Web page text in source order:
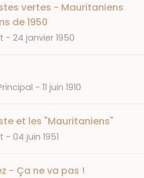
vertes - Mauritaniens
de 1950
DATE
24 janvier 1950
DATE
11 juin 1910
et les "Mauritaniens"
DATE
04 juin 1951
- Ça ne va pas !